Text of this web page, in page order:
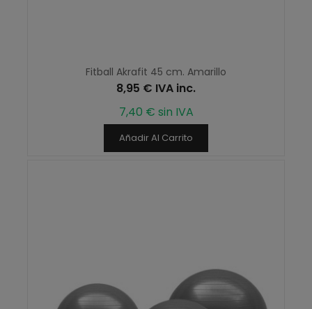
Fitball Akrafit 45 cm. Amarillo
8,95 € IVA inc.
7,40 € sin IVA
Añadir Al Carrito